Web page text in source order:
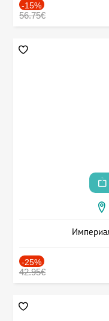
-15%
56.75€
-25%
42.95€